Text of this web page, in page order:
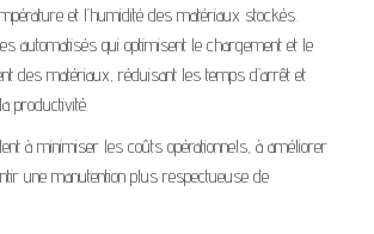
et l’humidité des matériaux stockés.
automatisés qui optimisent le chargement et le
des matériaux, réduisant les temps d’arrêt et
productivité.
à minimiser les coûts opérationnels, à améliorer
une manutention plus respectueuse de